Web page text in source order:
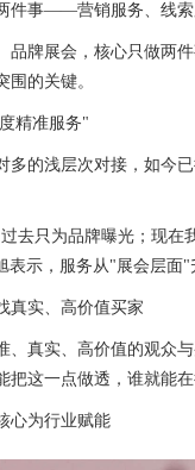
件事——营销服务、线索
品牌展会，核心只做两
的关键。
精准服务"
多的浅层次对接，如今
去只为品牌曝光；现
示，服务从"展会层面
真实、高价值买家
、真实、高价值的观众
这一点做透，谁就能在
心为行业赋能